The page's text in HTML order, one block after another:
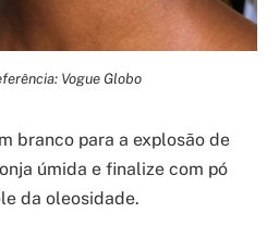
Vogue Globo
branco para a explosão de
úmida e finalize com pó
da oleosidade.